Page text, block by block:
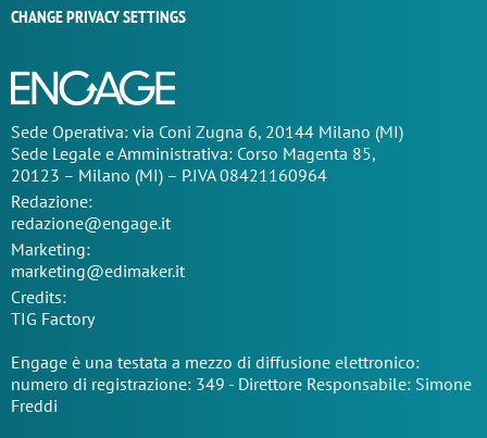
CHANGE PRIVACY SETTINGS
Sede Operativa: via Coni Zugna 6, 20144 Milano (MI)
Sede Legale e Amministrativa: Corso Magenta 85,
20123 – Milano (MI) – P.IVA 08421160964
Redazione:
redazione@engage.it
Marketing:
marketing@edimaker.it
Credits:
TIG Factory
Engage è una testata a mezzo di diffusione elettronico:
numero di registrazione: 349 - Direttore Responsabile: Simone
Freddi